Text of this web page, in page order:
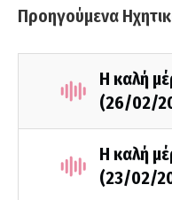
Προηγούμενα
Η καλή
(26/02/
Η καλή
(23/02/